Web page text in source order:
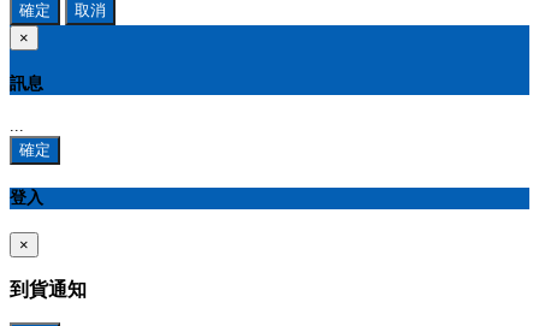
確定
取消
×
訊息
...
確定
登入
×
到貨通知